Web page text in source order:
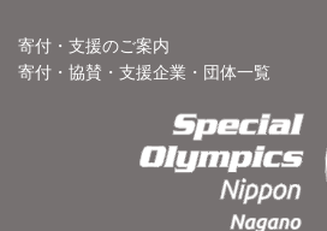
寄付・支援のご案内
寄付・協賛・支援企業・団体一覧